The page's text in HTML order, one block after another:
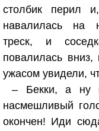
столбик перил
навалилась на
треск, и
повалилась
ужасом увидели,
– Бекки, а ну
насмешливый
окончен! Иди